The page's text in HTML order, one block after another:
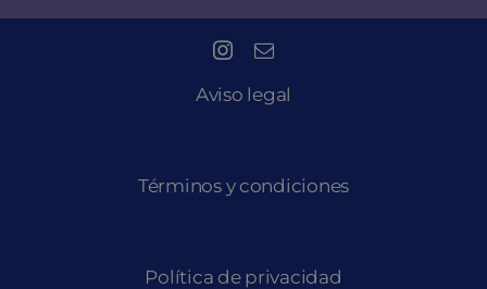
Aviso legal
Términos y condiciones
Política de privacidad